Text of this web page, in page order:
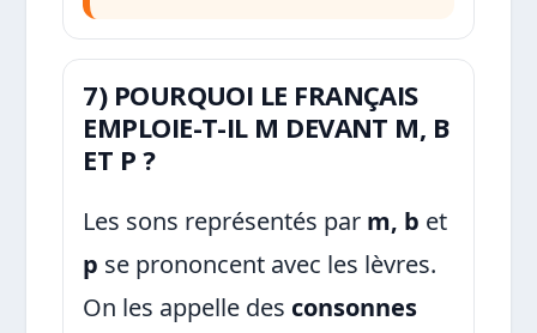
7) POURQUOI LE FRANÇAIS
EMPLOIE-T-IL M DEVANT M, B
ET P ?
Les sons représentés par m, b et
p se prononcent avec les lèvres.
On les appelle des consonnes